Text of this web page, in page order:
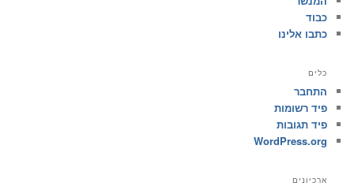
כבוד
כתבו אלינו
כלים
התחבר
פיד רשומות
פיד תגובות
WordPress.org
ארכיונים